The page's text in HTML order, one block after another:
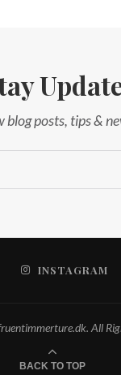
posts, tips &
INSTAGRAM
All
BACK TO TOP